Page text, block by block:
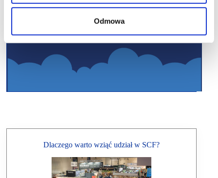
Odmowa
Dlaczego warto wziąć udział w SCF?